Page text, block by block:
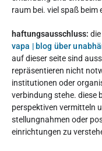
raum bei. viel spaß beim
haftungsausschluss:
vapa | blog über
auf dieser seite sind
repräsentieren nicht
institutionen oder
verbindung stehe. diese
perspektiven vermitteln
stellungnahmen oder
einrichtungen zu